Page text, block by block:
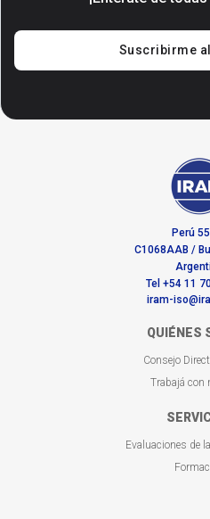
Suscribirme
Perú
C1068AAB /
Tel +54 11
iram-
QUIÉNES
Consejo
Trabajá con
Evaluaciones de